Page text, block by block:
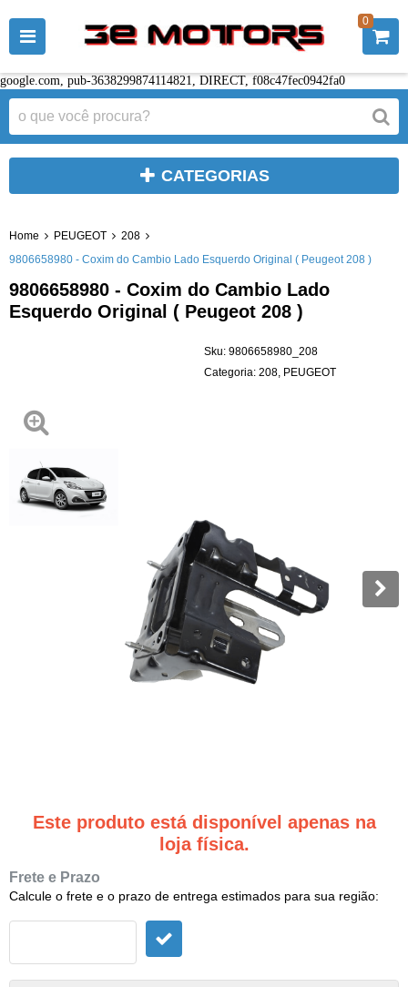
google.com, pub-3638299874114821, DIRECT, f08c47fec0942fa0
0
CATEGORIAS
Home PEUGEOT
208
9806658980 - Coxim do Cambio Lado Esquerdo Original ( Peugeot 208 )
9806658980 - Coxim do Cambio Lado
Esquerdo Original ( Peugeot 208 )
Sku: 9806658980_208
Categoria: 208 PEUGEOT
Este produto está disponível apenas na
loja física.
Frete e Prazo
Calcule o frete e o prazo de entrega estimados para sua região: